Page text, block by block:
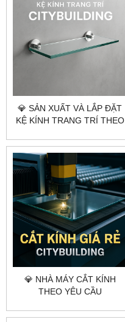
💎 SẢN XUẤT VÀ LẮP ĐẶT
KỆ KÍNH TRANG TRÍ THEO
💎 NHÀ MÁY CẮT KÍNH
THEO YÊU CẦU
TP.HCM